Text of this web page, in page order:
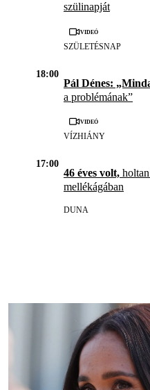
szülinapját
Videó
SZÜLETÉSNAP
18:00
Pál Dénes:
a problémának”
Videó
VÍZHIÁNY
17:00
46 éves volt,
mellékágában
DUNA